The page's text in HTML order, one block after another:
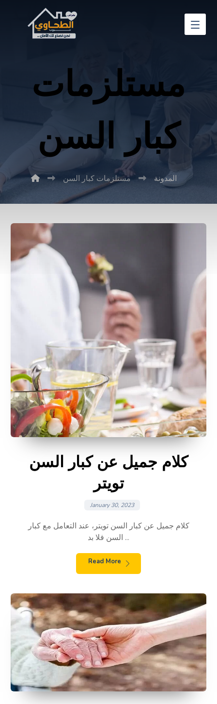
مستلزمات
كبار السن
المدونة مستلزمات كبار السن
كلام جميل عن كبار السن
تويتر
January 30, 2023
كلام جميل عن كبار السن تويتر، عند التعامل مع كبار
السن فلا بد ...
Read More